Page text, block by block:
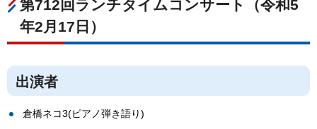
第712回ランチタイムコンサート（令和5
年2月17日）
出演者
倉橋ネコ3(ピアノ弾き語り)